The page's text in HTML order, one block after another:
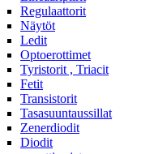
Regulaattorit
Näytöt
Ledit
Optoerottimet
Tyristorit , Triacit
Fetit
Transistorit
Tasasuuntaussillat
Zenerdiodit
Diodit